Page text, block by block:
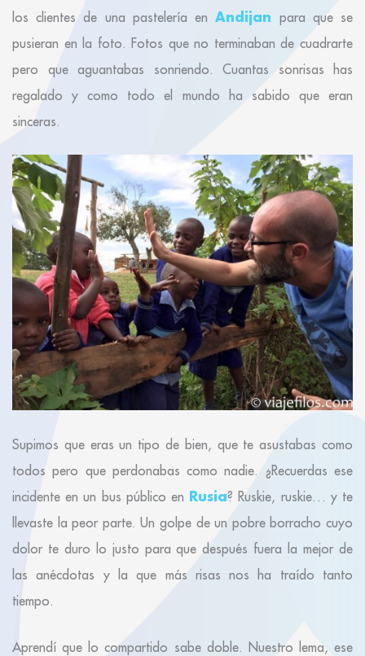
los clientes de una pastelería enAndijan para que se
pusieran en la foto. Fotos que no terminaban de cuadrarte
pero que aguantabas sonriendo. Cuantas sonrisas has
regalado y como todo el mundo ha sabido que eran
sinceras.
Supimos que eras un tipo de bien, que te asustabas como
todos pero que perdonabas como nadie. ¿Recuerdas ese
incidente en un bus público en Rusia? Ruskie, ruskie… y te
llevaste la peor parte. Un golpe de un pobre borracho cuyo
dolor te duro lo justo para que después fuera la mejor de
las anécdotas y la que más risas nos ha traído tanto
tiempo.
Aprendí que lo compartido sabe doble. Nuestro lema, ese